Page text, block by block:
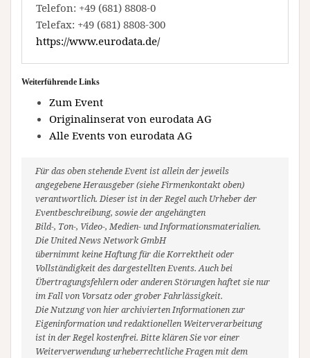
Telefon: +49 (681) 8808-0
Telefax: +49 (681) 8808-300
https://www.eurodata.de/
Weiterführende Links
Zum Event
Originalinserat von eurodata AG
Alle Events von eurodata AG
Für das oben stehende Event ist allein der jeweils
angegebene Herausgeber (siehe Firmenkontakt oben)
verantwortlich. Dieser ist in der Regel auch Urheber der
Eventbeschreibung, sowie der angehängten
Bild-, Ton-, Video-, Medien- und Informationsmaterialien.
Die United News Network GmbH
übernimmt keine Haftung für die Korrektheit oder
Vollständigkeit des dargestellten Events. Auch bei
Übertragungsfehlern oder anderen Störungen haftet sie nur
im Fall von Vorsatz oder grober Fahrlässigkeit.
Die Nutzung von hier archivierten Informationen zur
Eigeninformation und redaktionellen Weiterverarbeitung
ist in der Regel kostenfrei. Bitte klären Sie vor einer
Weiterverwendung urheberrechtliche Fragen mit dem